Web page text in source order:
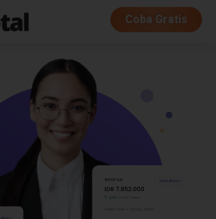
Coba Gratis